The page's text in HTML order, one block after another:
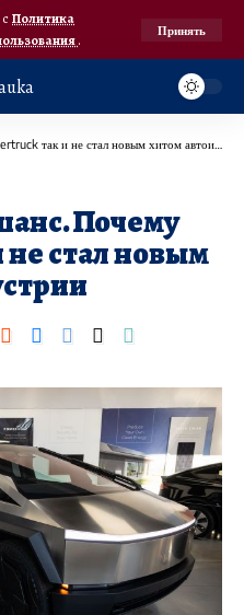
Политика
.
Принять
так и не стал новым хитом автоиндустрии
Почему
стал новым